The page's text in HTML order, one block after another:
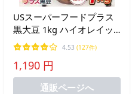
USスーパーフードプラス
黒大豆 1kg ハイオレイッ
クピーナッツ 黒大豆 クラ
ンベリー レーズン アーモ
ンド ナッツ 食塩不使用 産
地 直輸入 チャック付き袋
4.53 (127件)
1,190 円
通販ページへ